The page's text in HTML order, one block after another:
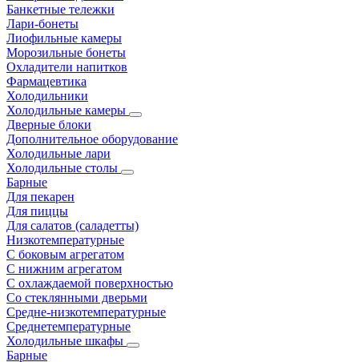
Банкетные тележки
Лари-бонеты
Лиофильные камеры
Морозильные бонеты
Охладители напитков
Фармацевтика
Холодильники
Холодильные камеры
Дверные блоки
Дополнительное оборудование
Холодильные лари
Холодильные столы
Барные
Для пекарен
Для пиццы
Для салатов (саладетты)
Низкотемпературные
С боковым агрегатом
С нижним агрегатом
С охлаждаемой поверхностью
Со стеклянными дверьми
Средне-низкотемпературные
Среднетемпературные
Холодильные шкафы
Барные